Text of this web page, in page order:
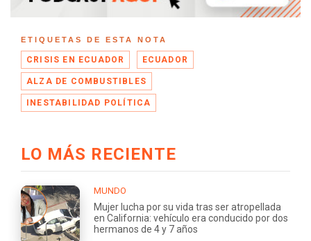
ETIQUETAS DE ESTA NOTA
CRISIS EN ECUADOR ECUADOR
ALZA DE COMBUSTIBLES
INESTABILIDAD POLÍTICA
LO MÁS RECIENTE
MUNDO
Mujer lucha por su vida tras ser atropellada
en California: vehículo era conducido por dos
hermanos de 4 y 7 años